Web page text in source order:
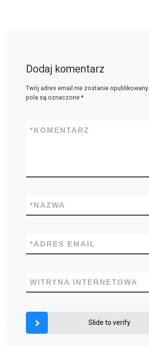
Dodaj komentarz
Twój adres email nie zostanie opublikowany.
pola są oznaczone *
KOMENTARZ
*
NAZWA
*
ADRES EMAIL
*
WITRYNA INTERNETOWA
Slide to verify